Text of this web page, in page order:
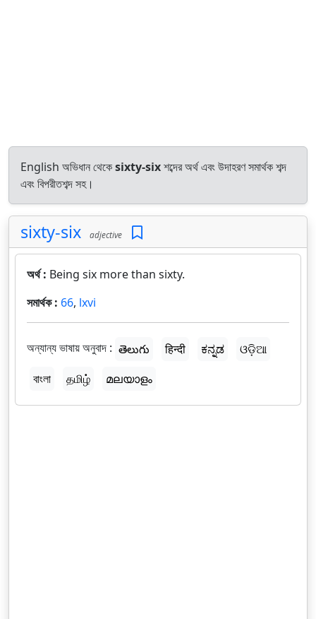
English অভিধান থেকেsixty-sixশব্দের অর্থ এবং উদাহরণ সমার্থক শব্দ
এবং বিপরীতশব্দ সহ।
sixty-six adjective
অর্থ : Being six more than sixty.
সমার্থক : 66, lxvi
অন্যান্য ভাষায় অনুবাদ : తెలుగు हिन्दी ಕನ್ನಡ
ଓଡ଼ିଆ
বাংলা
தமிழ் മലയാളം